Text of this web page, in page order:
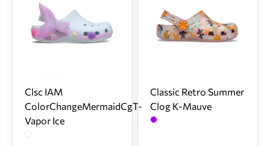
Clsc IAM
ColorChangeMermaidCgT-
Vapor Ice
Classic Retro Summer
Clog K-Mauve